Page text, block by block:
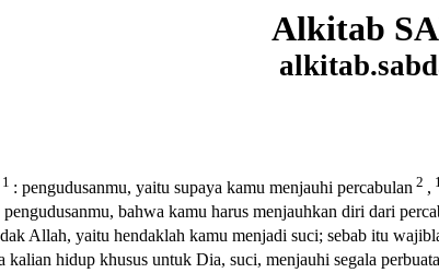
Alkitab
1 : pengudusanmu, yaitu supaya kamu menjauhi percabulan 2 , 1
bahwa kamu harus menjauhkan diri dari
Allah, yaitu hendaklah kamu menjadi suci; sebab itu
hidup khusus untuk Dia, suci, menjauhi segala